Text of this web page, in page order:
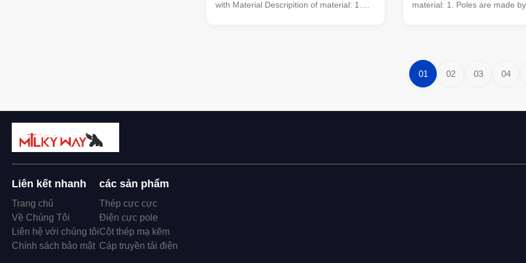
with Material Descripition of material: 1.
material: 1. Poles are made
quality metal plants,which
into the multi-row cone-
steel barwith hot galvanized
high-quality stainless steel 3.
bolts and nuts of stainless
Material Grade China GB
ASME Japan JIS Europen EN
01 02 03 04
Liên kết nhanh
Trang chủ
Về Chúng Tôi
Liên hệ với chúng tôi
Chính sách bảo mật
các sản phẩm
Thép cực cực
Điện cực pole
Cột thép mạ kẽm
Cáp truyền tải điện